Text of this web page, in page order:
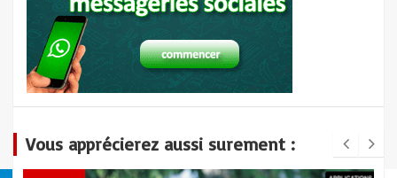
Vous apprécierez aussi surement :